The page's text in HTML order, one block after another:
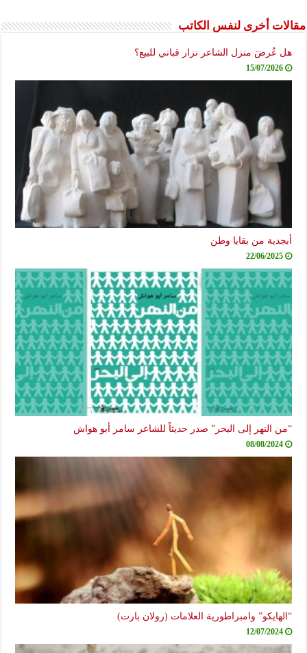
مقالات أخرى لنفس الكاتب
هل عُرضَ منزل الشاعر نزار قباني للبيع؟
15/07/2026
أبجدية من بقايا وطن
22/06/2025
“من النهر إلى البحر” صدر حديثاً للشاعر سامر أبو هواش
08/08/2024
“الهايكو” وامبراطورية العلامات (رولان بارت)
12/07/2024